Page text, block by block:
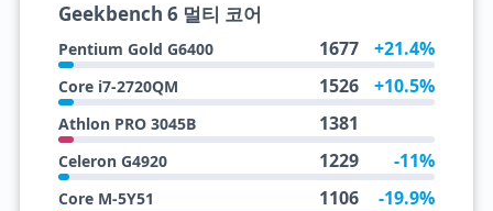
Geekbench 6 멀티 코어
Pentium Gold G6400 1677 +21.4%
Core i7-2720QM 1526 +10.5%
Athlon PRO 3045B 1381
Celeron G4920 1229 -11%
Core M-5Y51 1106 -19.9%